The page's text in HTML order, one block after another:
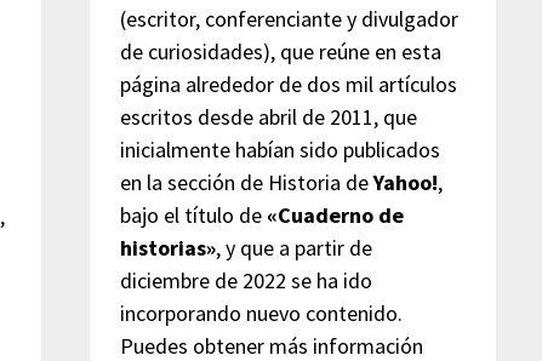
(escritor, conferenciante y divulgador
de curiosidades), que reúne en esta
página alrededor de dos mil artículos
escritos desde abril de 2011, que
inicialmente habían sido publicados
en la sección de Historia deYahoo!,
bajo el título de «Cuaderno de
historias», y que a partir de
diciembre de 2022 se ha ido
incorporando nuevo contenido.
Puedes obtener más información